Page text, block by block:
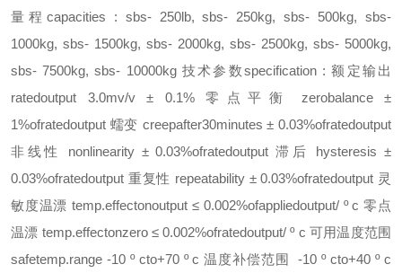
量程capacities : sbs- 250lb, sbs- 250kg, sbs- 500kg, sbs-
1000kg, sbs- 1500kg, sbs- 2000kg, sbs- 2500kg, sbs- 5000kg,
sbs- 7500kg, sbs- 10000kg 技术参数specification : 额定输出
ratedoutput 3.0mv/v ± 0.1% 零点平衡 zerobalance ±
1%ofratedoutput 蠕变 creepafter30minutes ± 0.03%ofratedoutput
非线性 nonlinearity ± 0.03%ofratedoutput 滞后 hysteresis ±
0.03%ofratedoutput 重复性 repeatability ± 0.03%ofratedoutput 灵
敏度温漂 temp.effectonoutput ≤ 0.002%ofappliedoutput/ º c 零点
温漂 temp.effectonzero ≤ 0.002%ofratedoutput/ º c 可用温度范围
safetemp.range -10 º cto+70 º c 温度补偿范围 -10 º cto+40 º c